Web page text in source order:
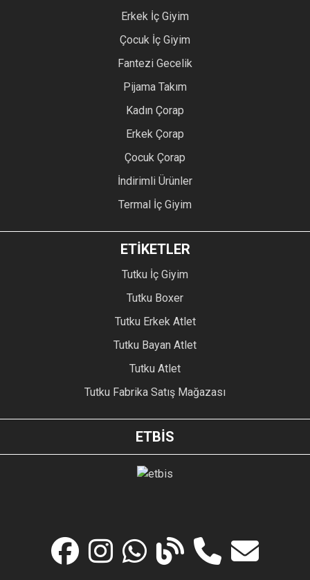
Erkek İç Giyim
Çocuk İç Giyim
Fantezi Gecelik
Pijama Takım
Kadın Çorap
Erkek Çorap
Çocuk Çorap
İndirimli Ürünler
Termal İç Giyim
ETİKETLER
Tutku İç Giyim
Tutku Boxer
Tutku Erkek Atlet
Tutku Bayan Atlet
Tutku Atlet
Tutku Fabrika Satış Mağazası
ETBİS